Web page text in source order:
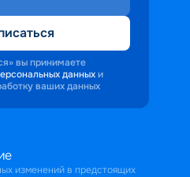
вы принимаете
данных и
ваших данных
изменений в предстоящих